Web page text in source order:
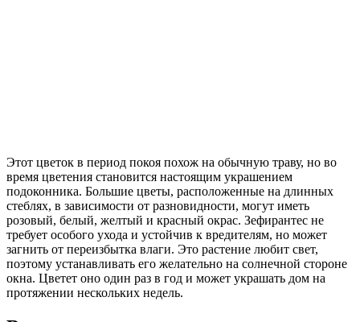
Этот цветок в период покоя похож на обычную траву, но во
время цветения становится настоящим украшением
подоконника. Большие цветы, расположенные на длинных
стеблях, в зависимости от разновидности, могут иметь
розовый, белый, желтый и красный окрас. Зефирантес не
требует особого ухода и устойчив к вредителям, но может
загнить от переизбытка влаги. Это растение любит свет,
поэтому устанавливать его желательно на солнечной стороне
окна. Цветет оно один раз в год и может украшать дом на
протяжении нескольких недель.